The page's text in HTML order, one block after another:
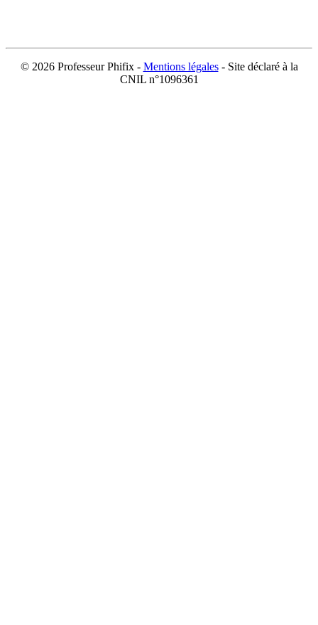
© 2026 Professeur Phifix - Mentions légales- Site déclaré à la
CNIL n°1096361